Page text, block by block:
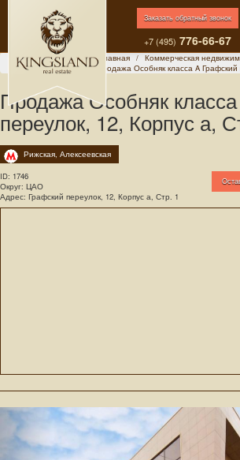
Заказать обратный звонок
+7 (495) 776-66-67
Главная Коммерческая
Продажа Особняк класса A
Продажа Особняк
переулок, 12, Корпус а,
Рижская, Алексеевская
ID: 1746
Округ: ЦАО
Адрес: Графский переулок, 12, Корпус а, Стр. 1